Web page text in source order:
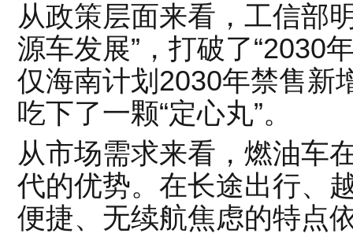
从政策层面来看，工信部
源车发展”，打破了“2030
仅海南计划2030年禁售新
吃下了一颗“定心丸”。
从市场需求来看，燃油车
代的优势。在长途出行、
便捷、无续航焦虑的特点